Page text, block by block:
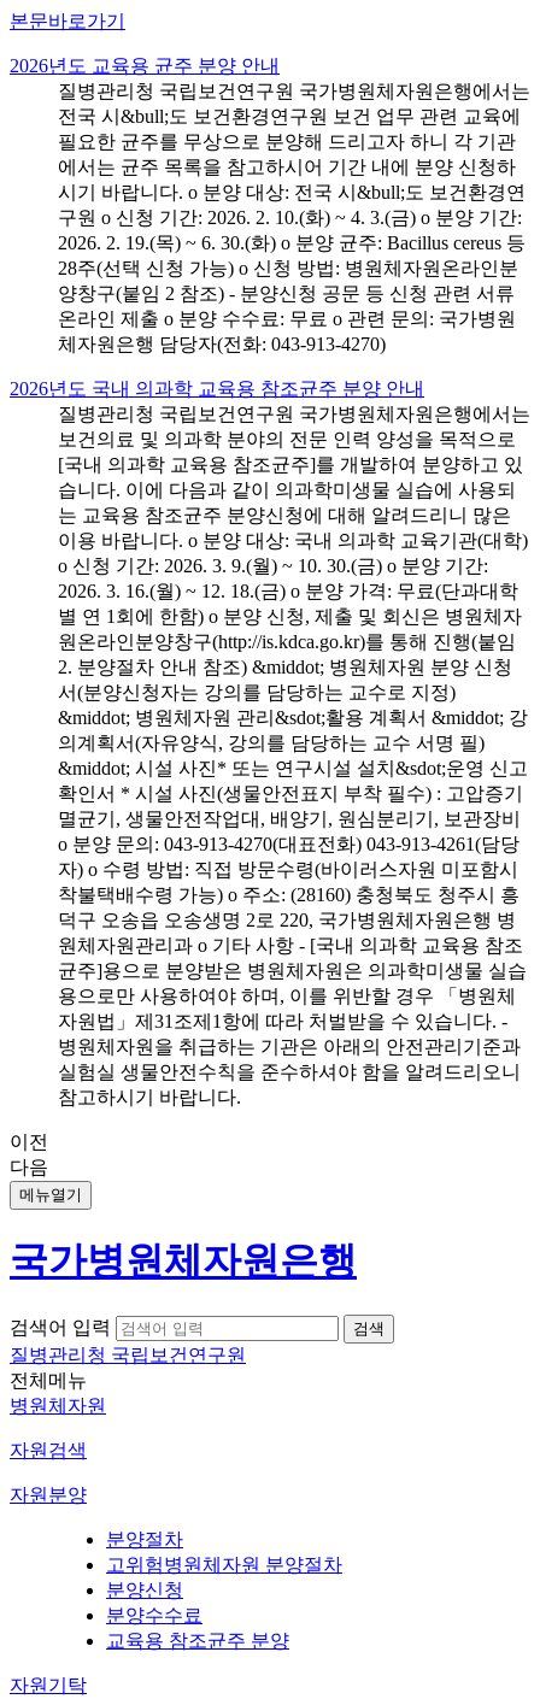
본문바로가기
2026년도 교육용 균주 분양 안내
질병관리청 국립보건연구원 국가병원체자원은행에서는
전국 시&bull;도 보건환경연구원 보건 업무 관련 교육에
필요한 균주를 무상으로 분양해 드리고자 하니 각 기관
에서는 균주 목록을 참고하시어 기간 내에 분양 신청하
시기 바랍니다. o 분양 대상: 전국 시&bull;도 보건환경연
구원 o 신청 기간: 2026. 2. 10.(화) ~ 4. 3.(금) o 분양 기간:
2026. 2. 19.(목) ~ 6. 30.(화) o 분양 균주: Bacillus cereus 등
28주(선택 신청 가능) o 신청 방법: 병원체자원온라인분
양창구(붙임 2 참조) - 분양신청 공문 등 신청 관련 서류
온라인 제출 o 분양 수수료: 무료 o 관련 문의: 국가병원
체자원은행 담당자(전화: 043-913-4270)
2026년도 국내 의과학 교육용 참조균주 분양 안내
질병관리청 국립보건연구원 국가병원체자원은행에서는
보건의료 및 의과학 분야의 전문 인력 양성을 목적으로
[국내 의과학 교육용 참조균주]를 개발하여 분양하고 있
습니다. 이에 다음과 같이 의과학미생물 실습에 사용되
는 교육용 참조균주 분양신청에 대해 알려드리니 많은
이용 바랍니다. o 분양 대상: 국내 의과학 교육기관(대학)
o 신청 기간: 2026. 3. 9.(월) ~ 10. 30.(금) o 분양 기간:
2026. 3. 16.(월) ~ 12. 18.(금) o 분양 가격: 무료(단과대학
별 연 1회에 한함) o 분양 신청, 제출 및 회신은 병원체자
원온라인분양창구(http://is.kdca.go.kr)를 통해 진행(붙임
2. 분양절차 안내 참조) &middot; 병원체자원 분양 신청
서(분양신청자는 강의를 담당하는 교수로 지정)
&middot; 병원체자원 관리&sdot;활용 계획서 &middot; 강
의계획서(자유양식, 강의를 담당하는 교수 서명 필)
&middot; 시설 사진* 또는 연구시설 설치&sdot;운영 신고
확인서 * 시설 사진(생물안전표지 부착 필수) : 고압증기
멸균기, 생물안전작업대, 배양기, 원심분리기, 보관장비
o 분양 문의: 043-913-4270(대표전화) 043-913-4261(담당
자) o 수령 방법: 직접 방문수령(바이러스자원 미포함시
착불택배수령 가능) o 주소: (28160) 충청북도 청주시 흥
덕구 오송읍 오송생명 2로 220, 국가병원체자원은행 병
원체자원관리과 o 기타 사항 - [국내 의과학 교육용 참조
균주]용으로 분양받은 병원체자원은 의과학미생물 실습
용으로만 사용하여야 하며, 이를 위반할 경우 「병원체
자원법」제31조제1항에 따라 처벌받을 수 있습니다. -
병원체자원을 취급하는 기관은 아래의 안전관리기준과
실험실 생물안전수칙을 준수하셔야 함을 알려드리오니
참고하시기 바랍니다.
이전
다음
메뉴열기
국가병원체자원은행
검색어 입력
질병관리청 국립보건연구원
전체메뉴
병원체자원
자원검색
자원분양
분양절차
고위험병원체자원 분양절차
분양신청
분양수수료
교육용 참조균주 분양
자원기탁